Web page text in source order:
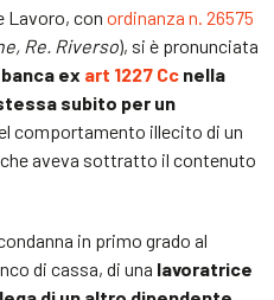
Lavoro, con ordinanza n. 26575
Re. Riverso), si è pronunciata
ex art 1227 Cc nella
subito per un
comportamento illecito di un
aveva sottratto il contenuto
in primo grado al
di cassa, di una lavoratrice